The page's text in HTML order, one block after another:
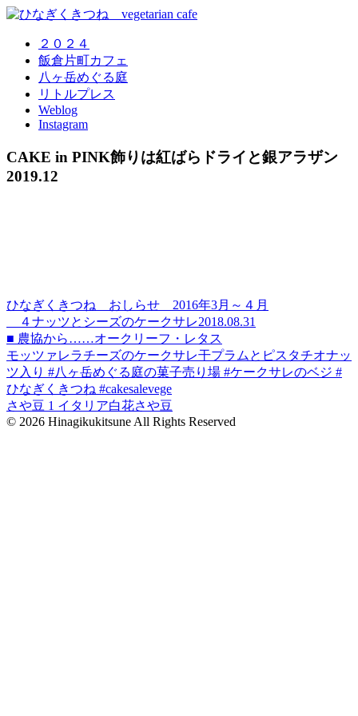
２０２４
飯倉片町カフェ
八ヶ岳めぐる庭
リトルプレス
Weblog
Instagram
CAKE in PINK飾りは紅ばらドライと銀アラザン
2019.12
ひなぎくきつね おしらせ 2016年3月～４月
４ナッツとシーズのケークサレ2018.08.31
■ 農協から……オークリーフ・レタス
モッツァレラチーズのケークサレ干プラムとピスタチオナッ
ツ入り #八ヶ岳めぐる庭の菓子売り場 #ケークサレのベジ #
ひなぎくきつね #cakesalevege
さや豆 1 イタリア白花さや豆
© 2026 Hinagikukitsune All Rights Reserved